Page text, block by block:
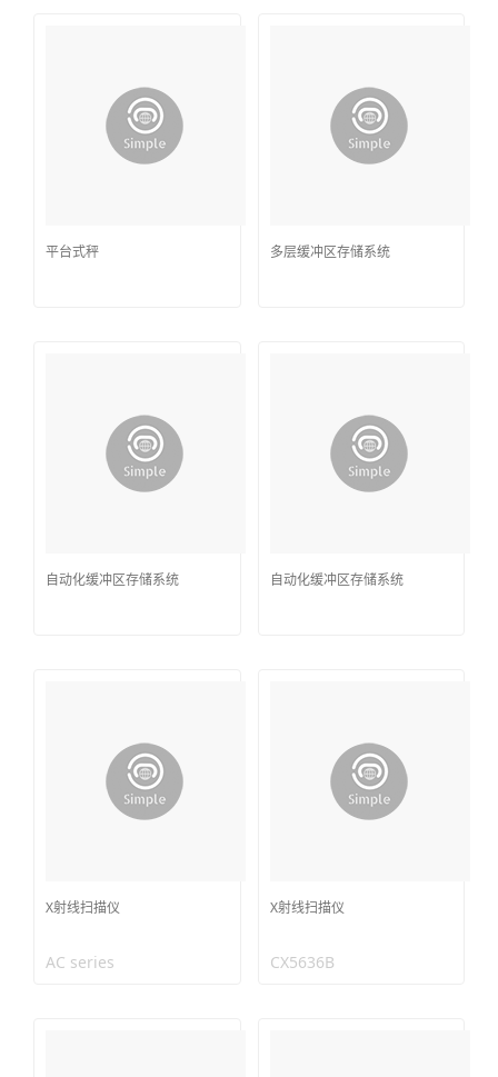
平台式秤 多层缓冲区存储系统
自动化缓冲区存储系统 自动化缓冲区存储系统
X射线扫描仪
AC series
X射线扫描仪
CX5636B